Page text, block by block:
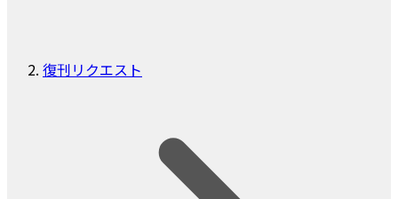
復刊リクエスト